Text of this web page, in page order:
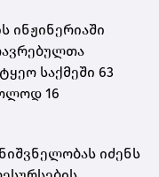
ინჟინერიაში
საქმეში 63
16
იძენს